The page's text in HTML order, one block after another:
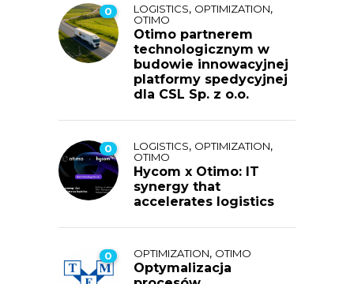
0 LOGISTICS, OPTIMIZATION,
OTIMO
Otimo partnerem
technologicznym w
budowie innowacyjnej
platformy spedycyjnej
dla CSL Sp. z o.o.
0 LOGISTICS, OPTIMIZATION,
OTIMO
Hycom x Otimo: IT
synergy that
accelerates logistics
0 OPTIMIZATION, OTIMO
Optymalizacja